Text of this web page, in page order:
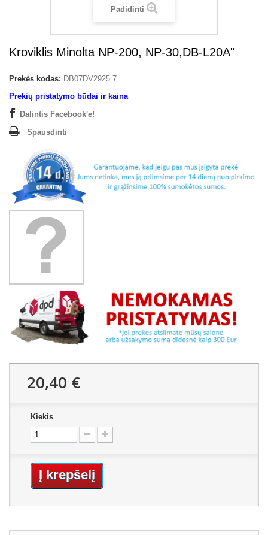
Padidinti
Kroviklis Minolta NP-200, NP-30,DB-L20A"
Prekės kodas: DB07DV2925 7
Prekių pristatymo būdai ir kaina
Dalintis Facebook'e!
Spausdinti
20,40 €
Kiekis
Į krepšelį